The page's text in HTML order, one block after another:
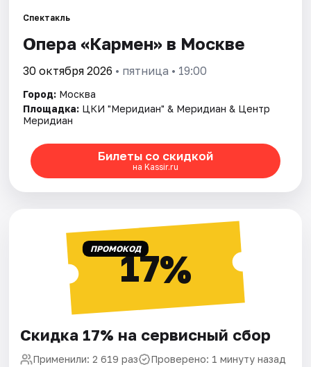
Города
Площадки
Артисты
Спектакль
Опера «Кармен» в Москве
30 октября 2026 • пятница • 19:00
Город: Москва
Площадка: ЦКИ "Меридиан" & Меридиан & Центр
Меридиан
Билеты со скидкой
на Kassir.ru
ПРОМОКОД17%
Скидка 17% на сервисный сбор
Применили: 2 619 раз Проверено: 1 минуту назад